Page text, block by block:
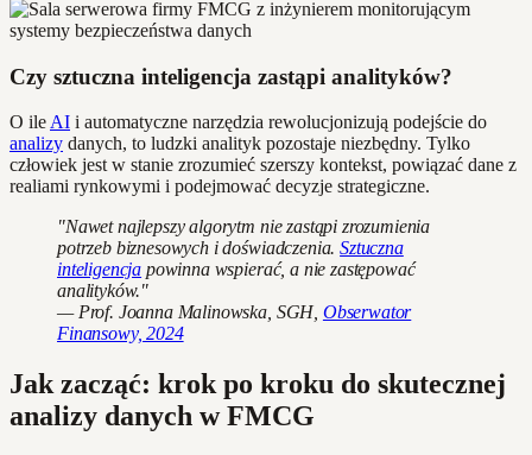
Czy sztuczna inteligencja zastąpi analityków?
O ileAI i automatyczne narzędzia rewolucjonizują podejście do
analizy danych, to ludzki analityk pozostaje niezbędny. Tylko
człowiek jest w stanie zrozumieć szerszy kontekst, powiązać dane z
realiami rynkowymi i podejmować decyzje strategiczne.
"Nawet najlepszy algorytm nie zastąpi zrozumienia
potrzeb biznesowych i doświadczenia.Sztuczna
inteligencja powinna wspierać, a nie zastępować
analityków."
— Prof. Joanna Malinowska, SGH, Obserwator
Finansowy, 2024
Jak zacząć: krok po kroku do skutecznej
analizy danych w FMCG